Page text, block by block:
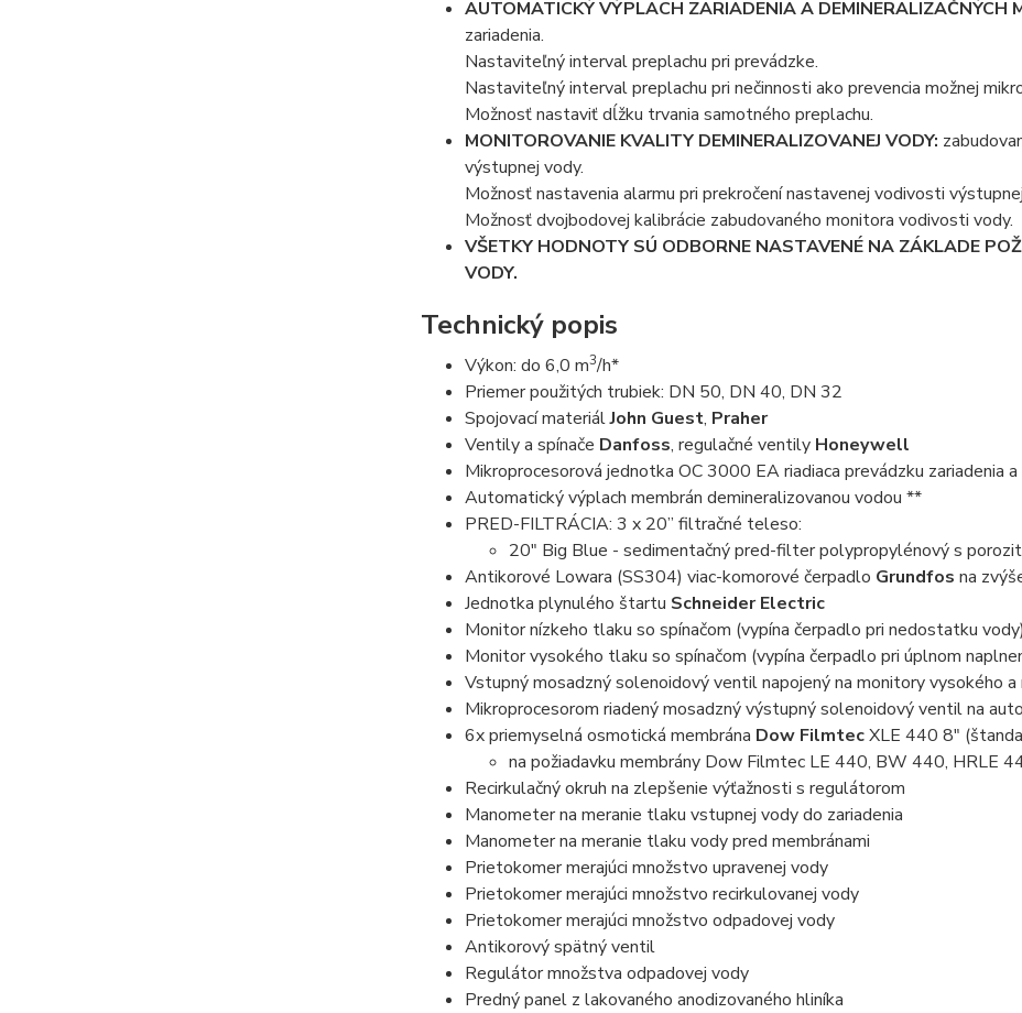
AUTOMATICKÝ VÝPLACH ZARIADENIA A DEMINERALIZAČNÝCH
zariadenia.
Nastaviteľný interval preplachu pri prevádzke.
Nastaviteľný interval preplachu pri nečinnosti ako prevencia možnej
Možnosť nastaviť dĺžku trvania samotného preplachu.
MONITOROVANIE KVALITY DEMINERALIZOVANEJ VODY:
výstupnej vody.
Možnosť nastavenia alarmu pri prekročení nastavenej vodivosti
Možnosť dvojbodovej kalibrácie zabudovaného monitora vodivosti vody.
VŠETKY HODNOTY SÚ ODBORNE NASTAVENÉ NA ZÁKLADE
VODY.
Technický popis
Výkon: do 6,0 m3/h*
Priemer použitých trubiek: DN 50, DN 40, DN 32
Spojovací materiálJohn Guest, Praher
Ventily a spínače Danfoss, regulačné ventily Honeywell
Mikroprocesorová jednotka OC 3000 EA riadiaca prevádzku zariadenia
Automatický výplach membrán demineralizovanou vodou **
PRED-FILTRÁCIA: 3 x 20” filtračné teleso:
20" Big Blue - sedimentačný pred-filter polypropylénový s
Antikorové Lowara (SS304) viac-komorové čerpadlo Grundfos na
Jednotka plynulého štartu Schneider Electric
Monitor nízkeho tlaku so spínačom (vypína čerpadlo pri nedostatku vody)
Monitor vysokého tlaku so spínačom (vypína čerpadlo pri úplnom
Vstupný mosadzný solenoidový ventil napojený na monitory vysokého
Mikroprocesorom riadený mosadzný výstupný solenoidový ventil na
6x priemyselná osmotická membrána Dow FilmtecXLE 440 8"
na požiadavku membrány Dow Filmtec LE 440, BW 440, HRLE
Recirkulačný okruh na zlepšenie výťažnosti s regulátorom
Manometer na meranie tlaku vstupnej vody do zariadenia
Manometer na meranie tlaku vody pred membránami
Prietokomer merajúci množstvo upravenej vody
Prietokomer merajúci množstvo recirkulovanej vody
Prietokomer merajúci množstvo odpadovej vody
Antikorový spätný ventil
Regulátor množstva odpadovej vody
Predný panel z lakovaného anodizovaného hliníka